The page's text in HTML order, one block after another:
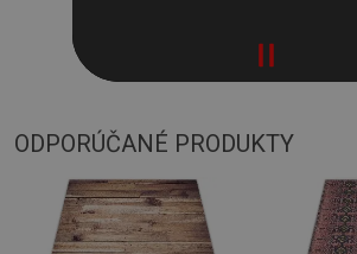
ODPORÚČANÉ PRODUKTY